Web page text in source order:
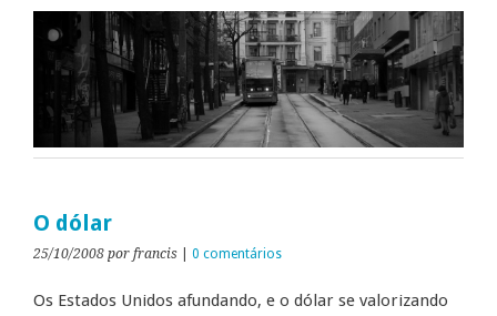
O dólar
25/10/2008 por francis 0 comentários
Os Estados Unidos afundando, e o dólar se valorizando